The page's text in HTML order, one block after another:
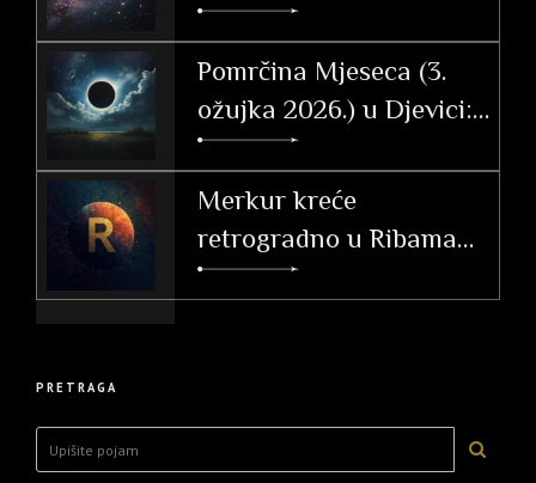
tranzicije, akcije i velikih
otkrića
Pomrčina Mjeseca (3.
ožujka 2026.) u Djevici:
Vodič i utjecaj po
ascendentu
Merkur kreće
retrogradno u Ribama
(26. 2. – 20. 3. 2026.)
PRETRAGA